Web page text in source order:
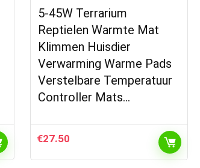
5-45W Terrarium
Reptielen Warmte Mat
Klimmen Huisdier
Verwarming Warme Pads
Verstelbare Temperatuur
Controller Mats…
€27.50